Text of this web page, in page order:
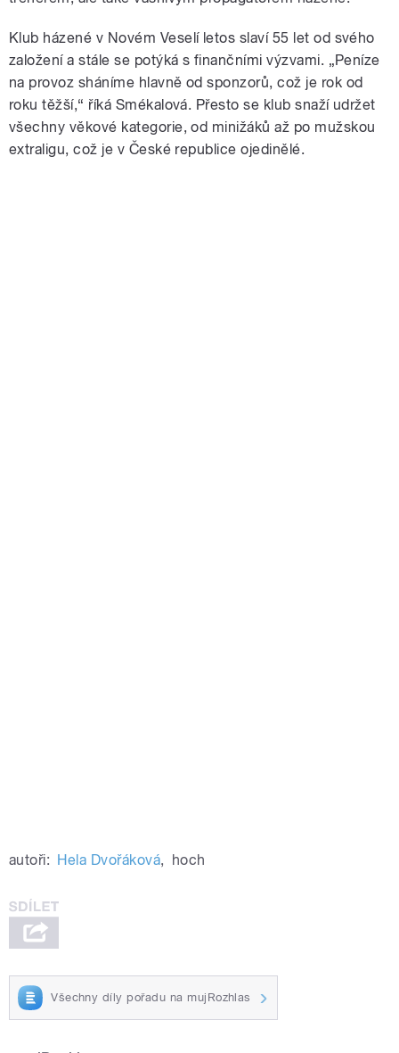
Klub házené v Novém Veselí letos slaví 55 let od svého
založení a stále se potýká s finančními výzvami. „Peníze
na provoz sháníme hlavně od sponzorů, což je rok od
roku těžší,“ říká Smékalová. Přesto se klub snaží udržet
všechny věkové kategorie, od minižáků až po mužskou
extraligu, což je v České republice ojedinělé.
autoři: Hela Dvořáková, hoch
Všechny díly pořadu na mujRozhlas